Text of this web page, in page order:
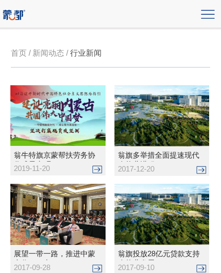
首页 / 新闻动态 /行业新闻
翁牛特旗京蒙帮扶劳务协
作成果丰硕
2019-11-20
翁旗多举措全面提速现代
农牧业进程
2017-12-20
展望一带一路，推进中蒙
合作——中...
2017-09-28
翁旗投放28亿元贷款支持
农牧业发展
2017-09-10